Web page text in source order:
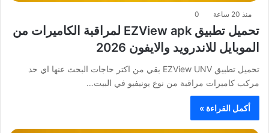
منذ 20 ساعة 0
تحميل تطبيق EZView apk لمراقبة الكاميرات من
الموبايل للاندرويد والايفون 2026
تحميل تطبيق EZView UNV بقي من اكتر حاجات البحث عنها اي حد
مركب كاميرات مراقبة من نوع يونيفيو في البيت…
أكمل القراءة »